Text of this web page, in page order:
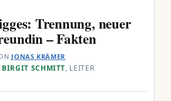
Trennung, neuer
– Fakten
JONAS KRÄMER
BIRGIT SCHMITT, LEITER